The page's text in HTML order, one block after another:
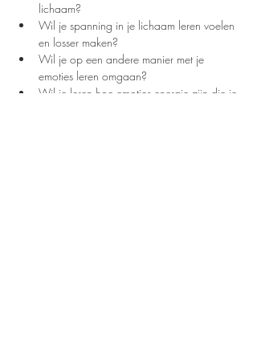
lichaam?
Wil je spanning in je lichaam leren voelen
en losser maken?
Wil je op een andere manier met je
emoties leren omgaan?
Wil je leren hoe emoties energie zijn die je